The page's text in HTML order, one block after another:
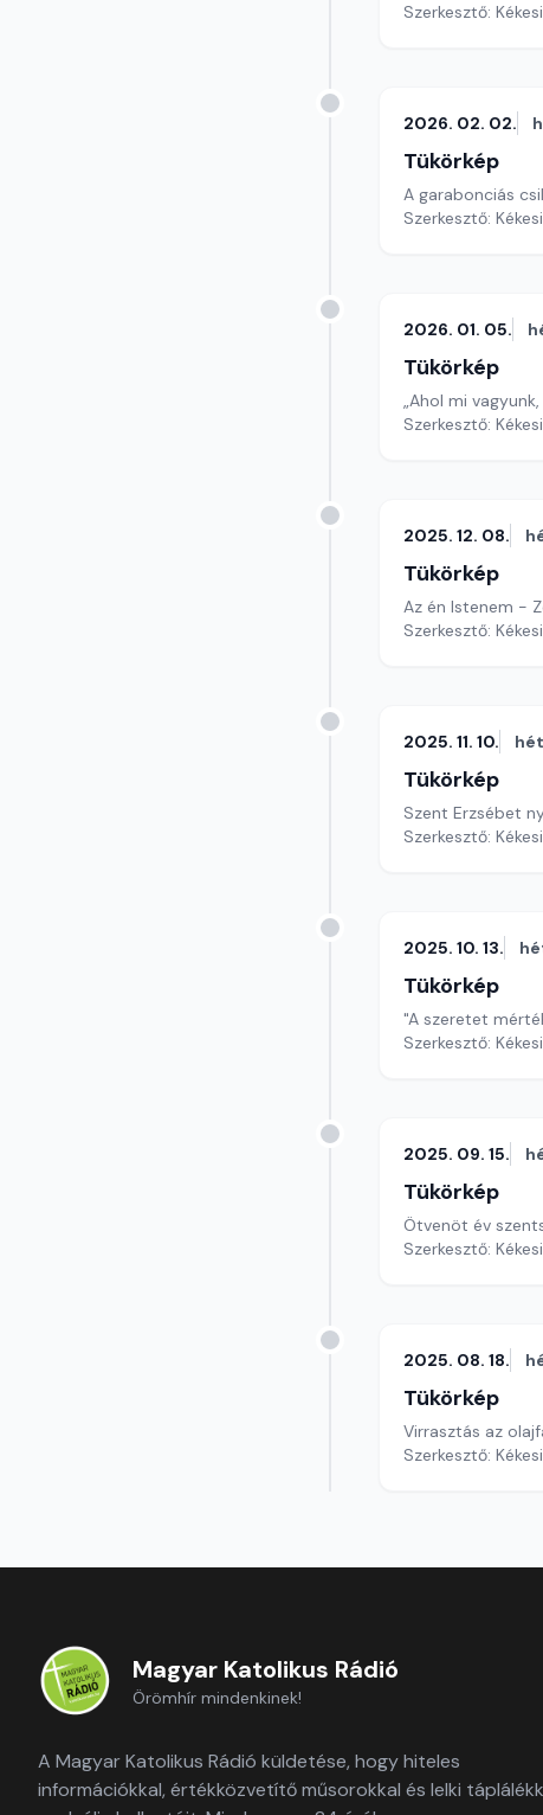
Szerkesztő:
2026. 02. 02.
Tükörkép
A garabonciás
Szerkesztő:
2026. 01. 05.
Tükörkép
„Ahol mi
Szerkesztő:
2025. 12. 08.
Tükörkép
Az én Istenem -
Szerkesztő:
2025. 11. 10.
Tükörkép
Szent Erzsébet
Szerkesztő:
2025. 10. 13.
Tükörkép
"A szeretet
Szerkesztő:
2025. 09. 15.
Tükörkép
Ötvenöt év
Szerkesztő:
2025. 08. 18.
Tükörkép
Virrasztás az
Szerkesztő:
Magyar Katolikus Rádió
Örömhír mindenkinek!
A Magyar Katolikus Rádió küldetése, hogy hiteles
információkkal, értékközvetítő műsorokkal és lelki